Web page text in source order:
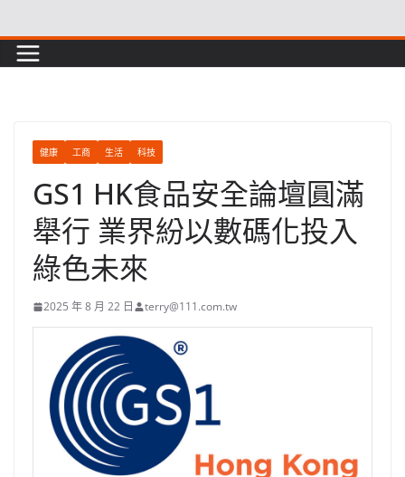
to
content
健康 工商 生活 科技
GS1 HK食品安全論壇圓滿
舉行 業界紛以數碼化投入
綠色未來
2025 年 8 月 22 日 terry@111.com.tw